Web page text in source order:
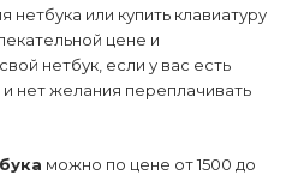
нетбука или купить клавиатуру
цене и
нетбук, если у вас есть
нет желания переплачивать
можно по цене от 1500 до